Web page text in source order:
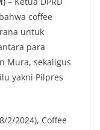
coffee
untuk
para
Mura, sekaligus
yakni Pilpres
2/2024), Coffee